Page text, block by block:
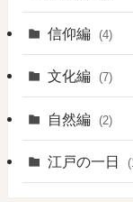
信仰編 (4)
文化編 (7)
自然編 (2)
江戸の一日